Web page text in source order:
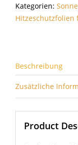
Menge
Kategorien:
Hitzeschutzfolien
Beschreibung
Zusätzliche
Product